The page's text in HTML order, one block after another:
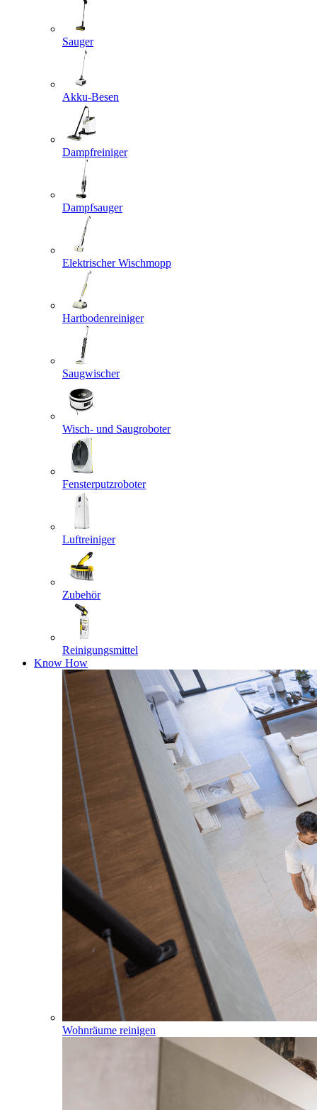
Sauger
Akku-Besen
Dampfreiniger
Dampfsauger
Elektrischer Wischmopp
Hartbodenreiniger
Saugwischer
Wisch- und Saugroboter
Fensterputzroboter
Luftreiniger
Zubehör
Reinigungsmittel
Know How
Wohnräume reinigen